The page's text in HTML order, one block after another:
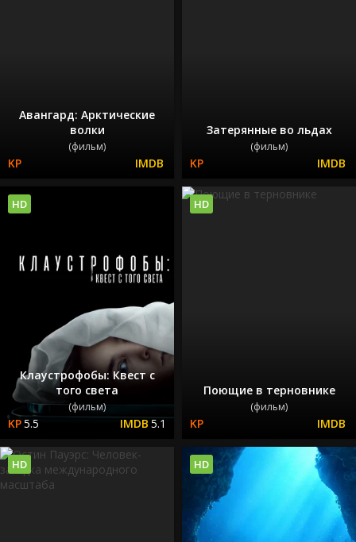
Авангард: Арктические
волки
(фильм)
Затерянные во льдах
(фильм)
Клаустрофобы: Квест с
того света
(фильм)
5.5 5.1
HD
Поющие в терновнике
(фильм)
HD
HD HD